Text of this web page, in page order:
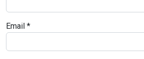
Email *